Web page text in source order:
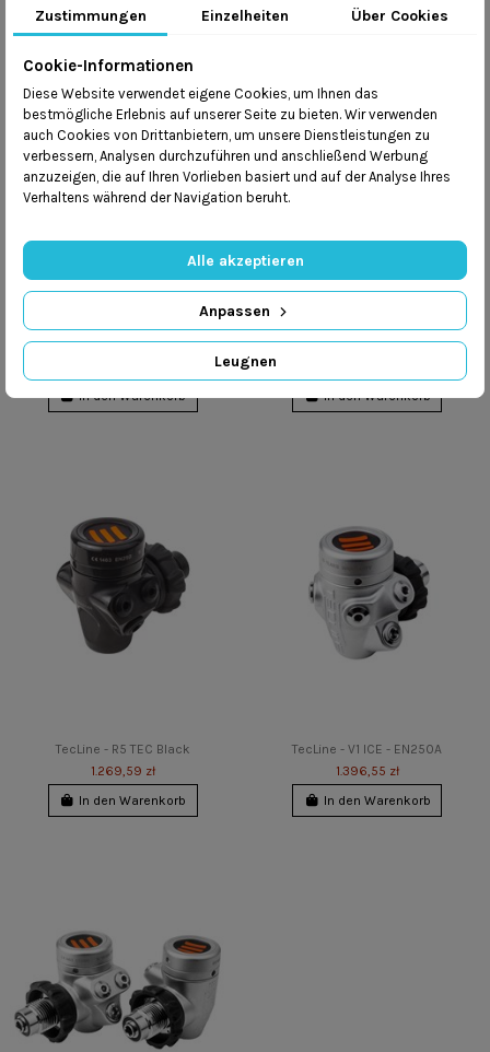
TecLine - R2 TEC
In den Warenkorb
TecLine - R2 TEC O2
In den Warenkorb
TecLine - R5 TEC Black
1.269,59 zł
In den Warenkorb
TecLine - V1 ICE - EN250A
1.396,55 zł
In den Warenkorb
Zustimmungen Einzelheiten Über Cookies
Cookie-Informationen
Diese Website verwendet eigene Cookies, um Ihnen das
bestmögliche Erlebnis auf unserer Seite zu bieten. Wir verwenden
auch Cookies von Drittanbietern, um unsere Dienstleistungen zu
verbessern, Analysen durchzuführen und anschließend Werbung
anzuzeigen, die auf Ihren Vorlieben basiert und auf der Analyse Ihres
Verhaltens während der Navigation beruht.
Leugnen
Anpassen
Alle akzeptieren